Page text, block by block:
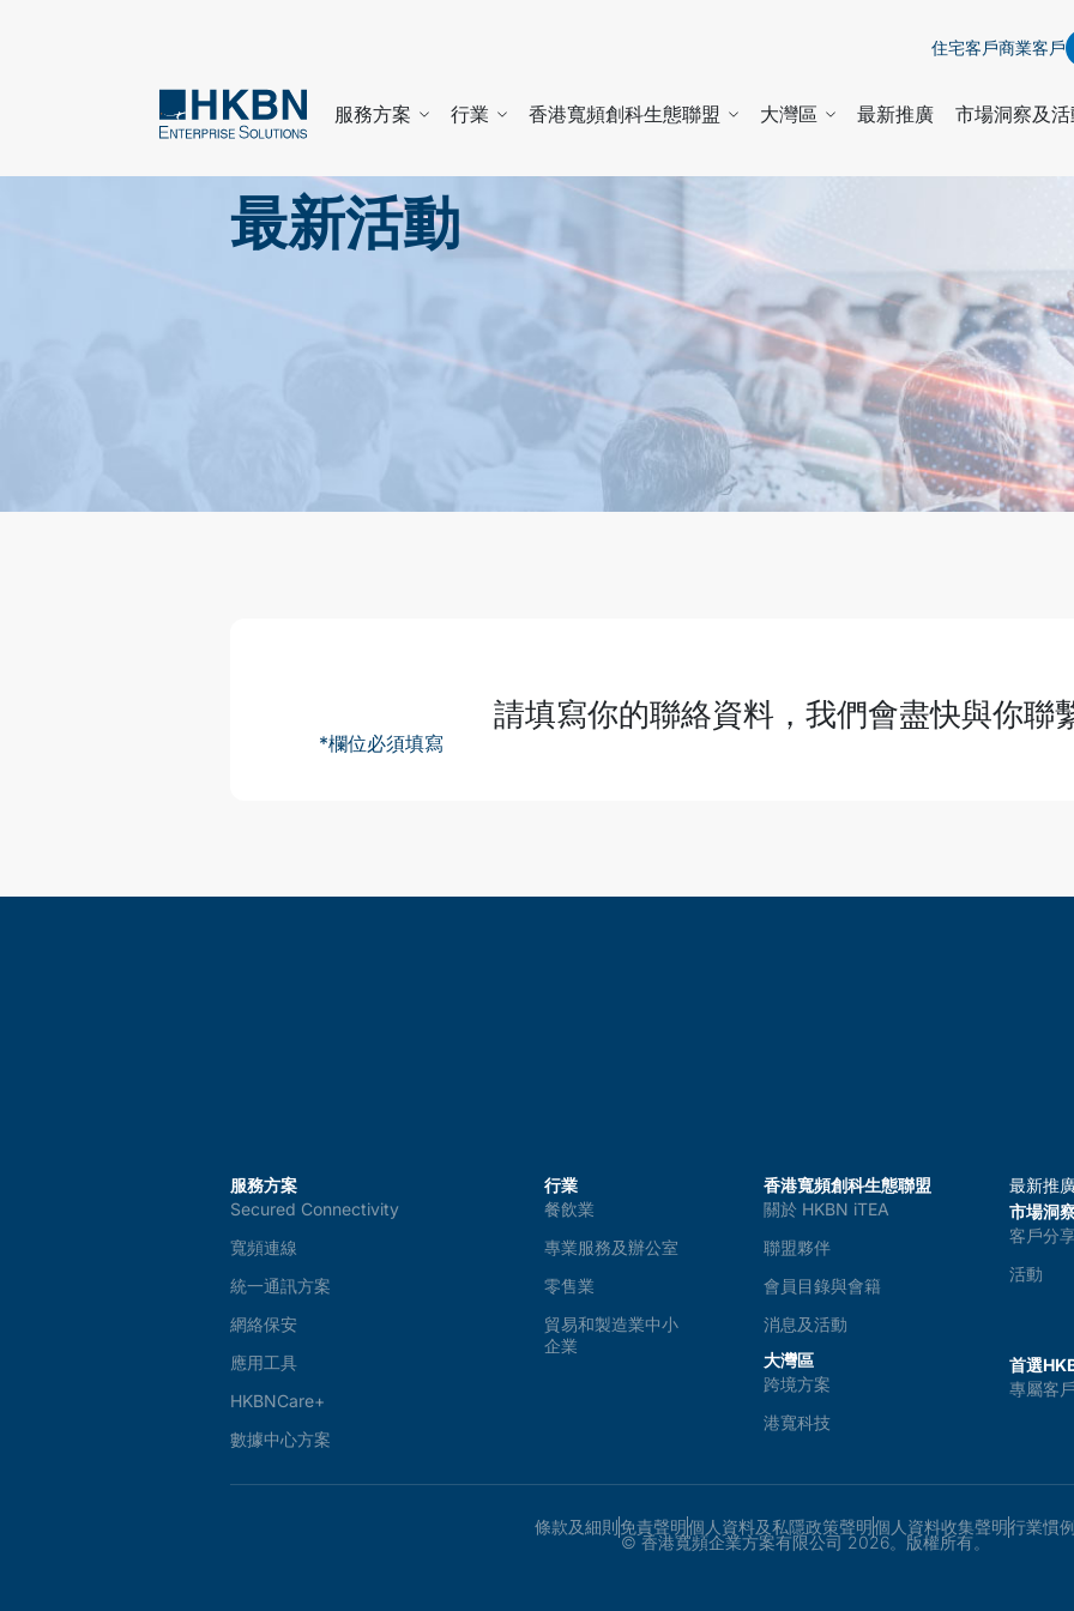
住宅客戶商業客戶
服務方案 行業 香港寬頻創科生態聯盟 大灣區 最新推廣 市場洞察及
最新活動
請填寫你的聯絡資料，我們會盡快與你聯
*欄位必須填寫
服務方案
Secured Connectivity
寬頻連線
統一通訊方案
網絡保安
應用工具
HKBNCare+
數據中心方案
行業
餐飲業
專業服務及辦公室
零售業
貿易和製造業中小
企業
香港寬頻創科生態聯盟
關於 HKBN iTEA
聯盟夥伴
會員目錄與會籍
消息及活動
大灣區
跨境方案
港寬科技
最新推
市場洞
客戶分
活動
首選
專屬客
條款及細則免責聲明個人資料及私隱政策聲明個人資料收集聲明行業慣
© 香港寬頻企業方案有限公司 2026。版權所有。